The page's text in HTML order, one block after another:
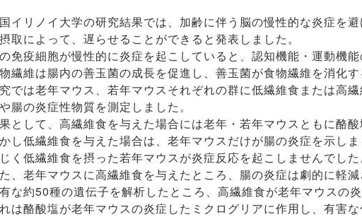
イリノイ大学の研究結果では、加齢に伴う脳の慢性的な炎症を
取によって、遅らせることができると発表しました。
免疫細胞が慢性的に炎症を起こしていると、認知機能・運動機
繊維は腸内の善玉菌の成長を促進し、善玉菌が食物繊維を消化
では老年マウス、若年マウスそれぞれの群に低繊維食または高
腸の炎症性物質を測定しました。
として、高繊維食を与えた場合には老年・若年マウスともに酪
し低繊維食を与えた場合は、老年マウスだけが腸の炎症を示しま
く低繊維食を摂った若年マウスが炎症反応を起こしませんでし
、老年マウスに高繊維食を与えたところ、腸の炎症は劇的に軽
な約50種の遺伝子を解析したところ、高繊維食が老年マウスの
は酪酸塩が老年マウスの炎症したミクログリアに作用し、有害